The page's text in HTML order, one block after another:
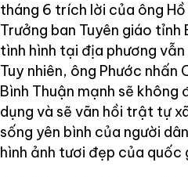
tháng 6 trích lời của ông Hồ
Trưởng ban Tuyên giáo tỉnh
tình hình tại địa phương
Tuy nhiên, ông Phước nhấn
Bình Thuận mạnh sẽ không
dụng và sẽ vãn hồi trật tự
sống yên bình của người
hình ảnh tươi đẹp của quốc